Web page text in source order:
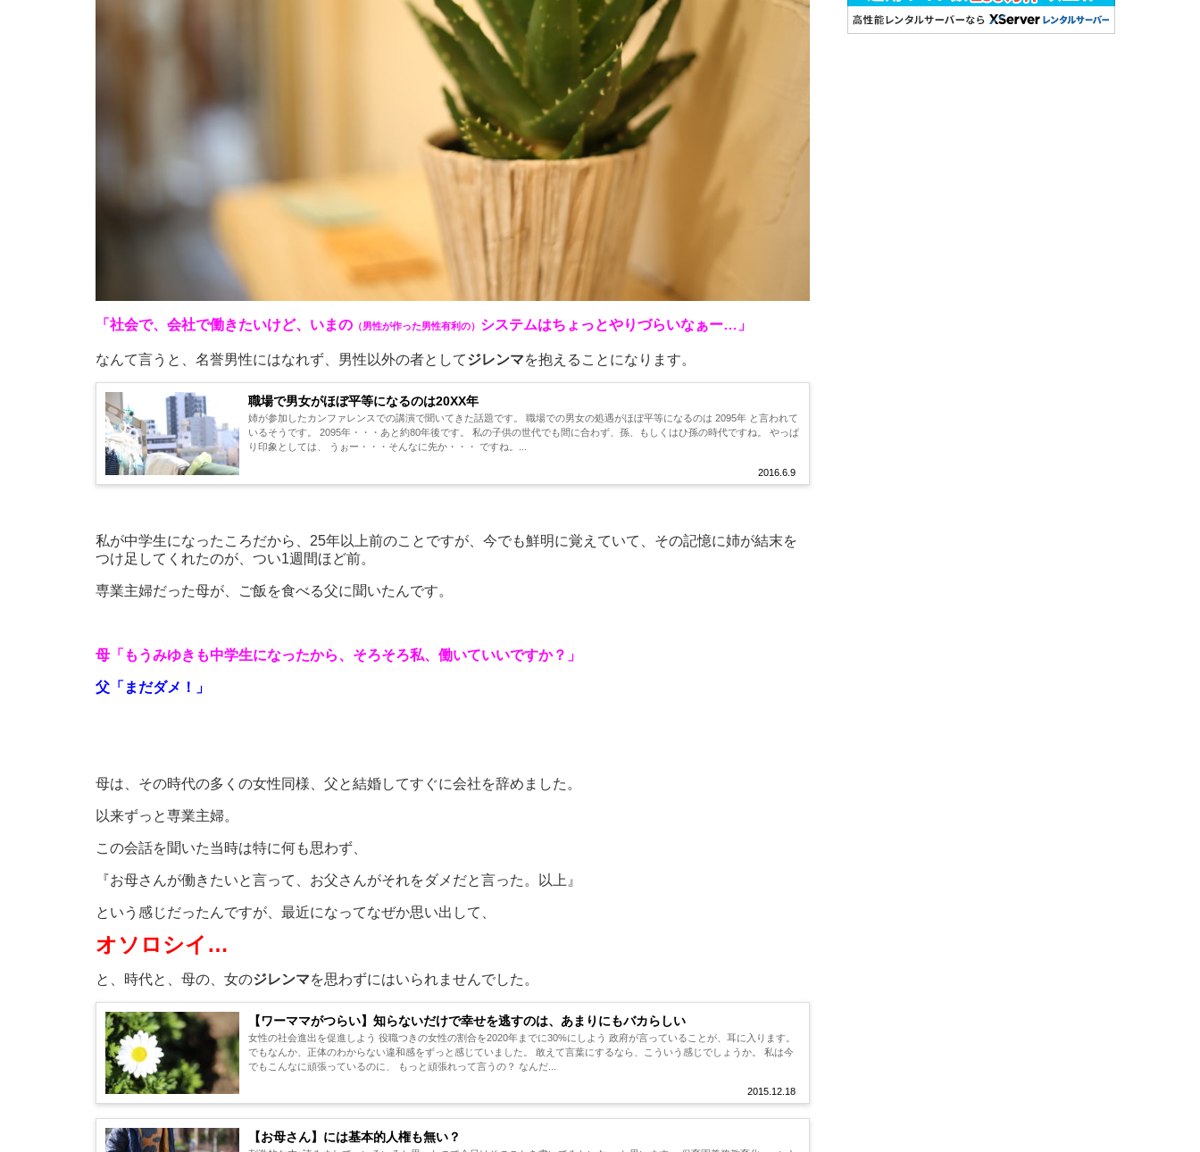
「社会で、会社で働きたいけど、いまの （男性が作った男性有利の） システムはちょっとやりづらいなぁー…」
なんて言うと、名誉男性にはなれず、男性以外の者としてジレンマを抱えることになります。
職場で男女がほぼ平等になるのは20XX年
2016.6.9
姉が参加したカンファレンスでの講演で聞いてきた話題です。 職場での男女の処遇がほぼ平等になるのは 2095年 と言われて
いるそうです。 2095年・・・あと約80年後です。 私の子供の世代でも間に合わず、孫、もしくはひ孫の時代ですね。 やっぱ
り印象としては、 うぉー・・・そんなに先か・・・ ですね。...
私が中学生になったころだから、25年以上前のことですが、今でも鮮明に覚えていて、その記憶に姉が結末を
つけ足してくれたのが、つい1週間ほど前。
専業主婦だった母が、ご飯を食べる父に聞いたんです。
母「もうみゆきも中学生になったから、そろそろ私、働いていいですか？」
父「まだダメ！」
母は、その時代の多くの女性同様、父と結婚してすぐに会社を辞めました。
以来ずっと専業主婦。
この会話を聞いた当時は特に何も思わず、
『お母さんが働きたいと言って、お父さんがそれをダメだと言った。以上』
という感じだったんですが、最近になってなぜか思い出して、
オソロシイ…
と、時代と、母の、女のジレンマを思わずにはいられませんでした。
【ワーママがつらい】知らないだけで幸せを逃すのは、あまりにもバカらしい
2015.12.18
女性の社会進出を促進しよう 役職つきの女性の割合を2020年までに30%にしよう 政府が言っていることが、耳に入ります。
でもなんか、正体のわからない違和感をずっと感じていました。 敢えて言葉にするなら、こういう感じでしょうか。 私は今
でもこんなに頑張っているのに、 もっと頑張れって言うの？ なんだ...
【お母さん】には基本的人権も無い？